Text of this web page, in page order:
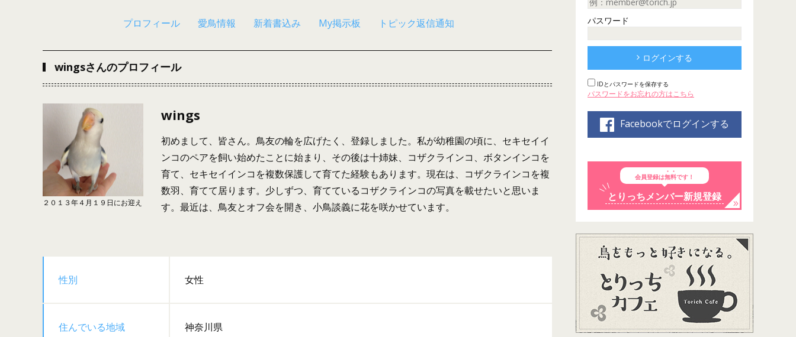
プロフィール 愛鳥情報 新着書込み My掲示板 トピック返信通知
wingsさんのプロフィール
２０１３年４月１９日にお迎え
wings
初めまして、皆さん。鳥友の輪を広げたく、登録しました。私が幼稚園の頃に、セキセイイ
ンコのペアを飼い始めたことに始まり、その後は十姉妹、コザクラインコ、ボタンインコを
育て、セキセイインコを複数保護して育てた経験もあります。現在は、コザクラインコを複
数羽、育てて居ります。少しずつ、育てているコザクラインコの写真を載せたいと思いま
す。最近は、鳥友とオフ会を開き、小鳥談義に花を咲かせています。
性別 女性
住んでいる地域 神奈川県
パスワード
ログインする
IDとパスワードを保存する
パスワードをお忘れの方はこちら
Facebookでログインする
会員登録は無料です！
とりっちメンバー新規登録